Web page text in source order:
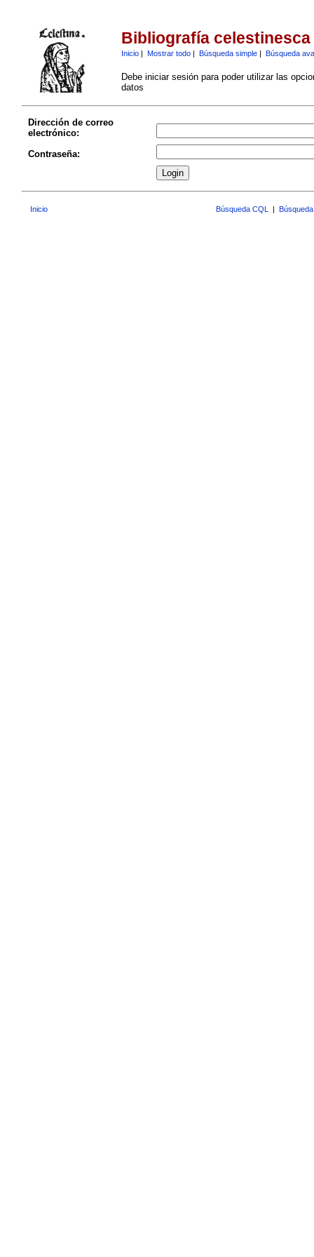
Bibliografía celestinesca
Inicio| Mostrar todo| Búsqueda simple| Búsqueda
Debe iniciar sesión para poder utilizar las
datos
Dirección de correo
electrónico:
Contraseña:
Inicio Búsqueda CQL |